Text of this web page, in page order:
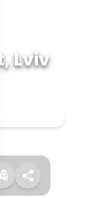
Lviv
d'Ukraine